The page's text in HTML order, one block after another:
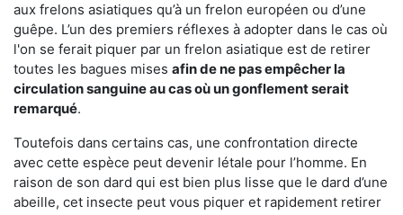
aux frelons asiatiques qu’à un frelon européen ou d’une
guêpe. L’un des premiers réflexes à adopter dans le cas où
l'on se ferait piquer par un frelon asiatique est de retirer
toutes les bagues mises afin de ne pas empêcher la
circulation sanguine au cas où un gonflement serait
remarqué.
Toutefois dans certains cas, une confrontation directe
avec cette espèce peut devenir létale pour l’homme. En
raison de son dard qui est bien plus lisse que le dard d’une
abeille, cet insecte peut vous piquer et rapidement retirer